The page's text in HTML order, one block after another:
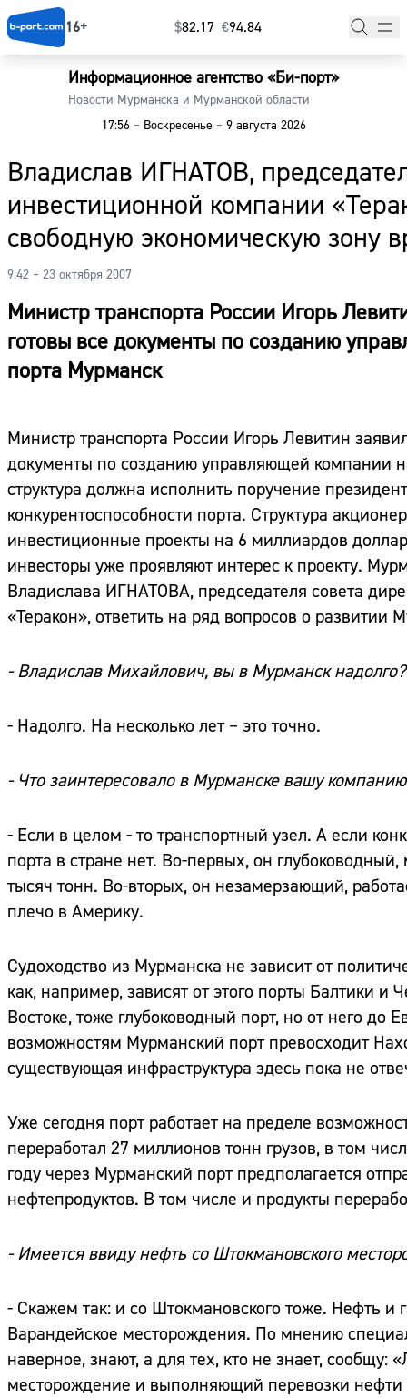
16+ $⁠82.17 €⁠94.84
Информационное агентство «Би-порт»
Новости Мурманска и Мурманской области
17:56 –Воскресенье –9 августа 2026
Владислав ИГНАТОВ,
инвестиционной компании
свободную экономическую зону
9:42 – 23 октября 2007
Министр транспорта России Игорь
готовы все документы по созданию
порта Мурманск
Министр транспорта России Игорь Левитин
документы по созданию управляющей компании
структура должна исполнить поручение
конкурентоспособности порта. Структура
инвестиционные проекты на 6 миллиардов
инвесторы уже проявляют интерес к проекту.
Владислава ИГНАТОВА, председателя совета
«Теракон», ответить на ряд вопросов о развитии
- Владислав Михайлович, вы в Мурманск надолго?
- Надолго. На несколько лет – это точно.
- Что заинтересовало в Мурманске вашу
- Если в целом - то транспортный узел. А если
порта в стране нет. Во-первых, он
тысяч тонн. Во-вторых, он незамерзающий,
плечо в Америку.
Судоходство из Мурманска не зависит от
как, например, зависят от этого порты Балтики
Востоке, тоже глубоководный порт, но от него
возможностям Мурманский порт превосходит
существующая инфраструктура здесь пока не
Уже сегодня порт работает на пределе
переработал 27 миллионов тонн грузов, в том
году через Мурманский порт предполагается
нефтепродуктов. В том числе и продукты
- Имеется ввиду нефть со Штокмановского
- Скажем так: и со Штокмановского тоже. Нефть
Варандейское месторождения. По мнению
наверное, знают, а для тех, кто не знает,
месторождение и выполняющий перевозки
Главная
Наши гости
Фоторепортажи
Погода
Курсы валют